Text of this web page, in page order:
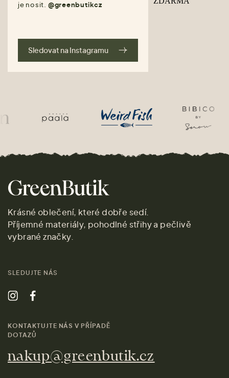
je nosit. @greenbutikcz
Sledovat na Instagramu
Krásné oblečení, které dobře sedí.
Příjemné materiály, pohodlné střihy a pečlivě
vybrané značky.
SLEDUJTE NÁS
KONTAKTUJTE NÁS V PŘÍPADĚ
DOTAZŮ
nakup@greenbutik.cz